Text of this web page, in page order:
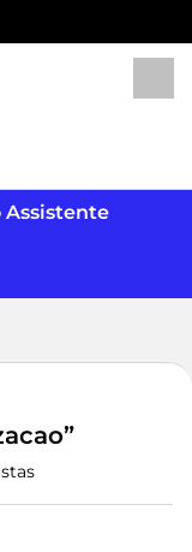
Assistente